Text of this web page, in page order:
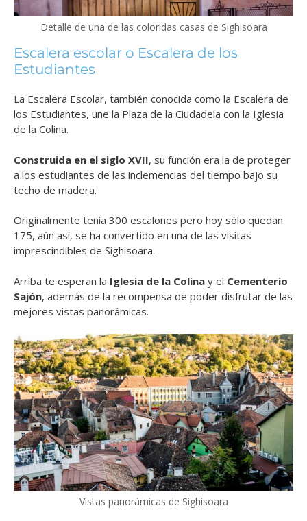
Detalle de una de las coloridas casas de Sighisoara
Escalera escolar o Escalera de los
Estudiantes
La Escalera Escolar, también conocida como la Escalera de
los Estudiantes, une la Plaza de la Ciudadela con la Iglesia
de la Colina.
Construida en el siglo XVII, su función era la de proteger
a los estudiantes de las inclemencias del tiempo bajo su
techo de madera.
Originalmente tenía 300 escalones pero hoy sólo quedan
175, aún así, se ha convertido en una de las visitas
imprescindibles de Sighisoara.
Arriba te esperan la Iglesia de la Colina y el Cementerio
Sajón, además de la recompensa de poder disfrutar de las
mejores vistas panorámicas.
Vistas panorámicas de Sighisoara